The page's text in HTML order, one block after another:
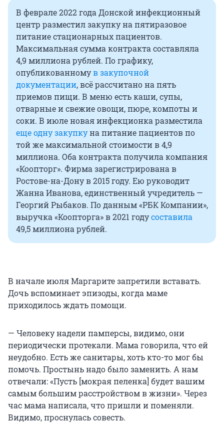
В феврале 2022 года Донской инфекционный
центр разместил закупку на пятиразовое
питание стационарных пациентов.
Максимальная сумма контракта составляла
4,9 миллиона рублей. По графику,
опубликованномув закупочной
документации, всё рассчитано на пять
приемов пищи. В меню есть каши, супы,
отварные и свежие овощи, пюре, компоты и
соки. В июле новая инфекционка разместила
еще одну закупкуна питание пациентов по
той же максимальной стоимости в 4,9
миллиона. Оба контракта получила компания
«Коопторг». Фирма зарегистрирована в
Ростове-на-Дону в 2015 году. Ею руководит
Жанна Иванова, единственный учредитель —
Георгий Рыбаков. По данным «РБК Компании»,
выручка «Коопторга» в 2021 годусоставила
49,5 миллиона рублей.
В начале июля Маргарите запретили вставать.
Дочь вспоминает эпизоды, когда маме
приходилось ждать помощи.
— Человеку надели памперсы, видимо, они
периодически протекали. Мама говорила, что ей
неудобно. Есть же санитары, хоть кто-то мог бы
помочь. Простынь надо было заменить. А нам
отвечали: «Пусть [мокрая пеленка] будет вашим
самым большим расстройством в жизни». Через
час мама написала, что пришли и поменяли.
Видимо, проснулась совесть.